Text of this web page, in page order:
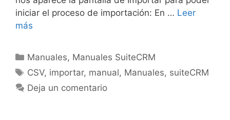
iniciar el proceso de importación: En … Leer
más
Manuales, Manuales SuiteCRM
CSV, importar, manual, Manuales, suiteCRM
Deja un comentario